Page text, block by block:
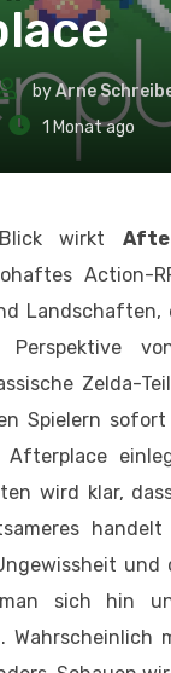
byArne
1 Monat ago
wirkt
Action-
Landschaften,
Zelda-
Spielern sofort
Afterplace
wird klar,
und
sich hin
Wahrscheinlich